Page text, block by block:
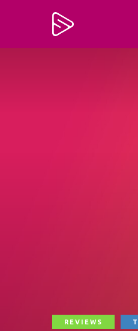
REVIEWS